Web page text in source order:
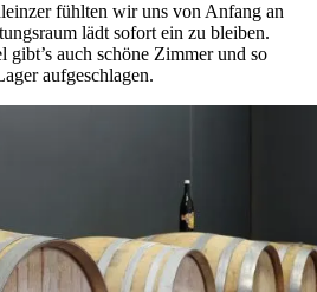
fühlten wir uns von Anfang an
lädt sofort ein zu bleiben.
auch schöne Zimmer und so
aufgeschlagen.